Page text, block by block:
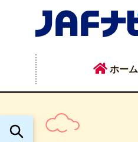
ホーム